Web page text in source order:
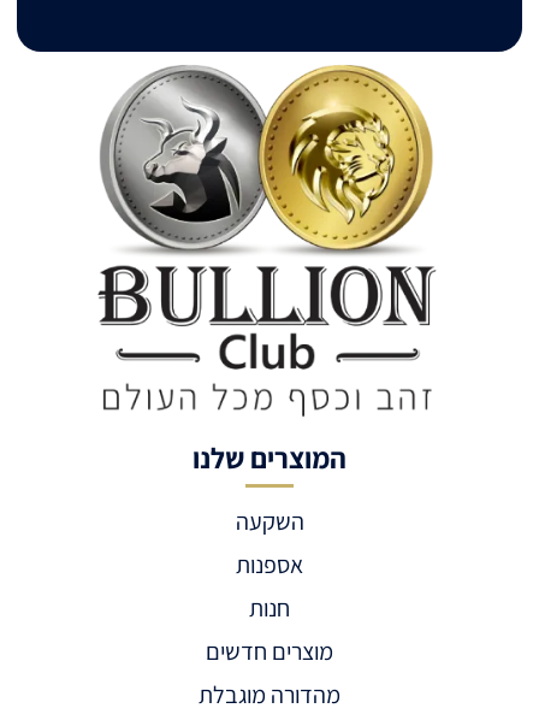
המוצרים שלנו
השקעה
אספנות
חנות
מוצרים חדשים
מהדורה מוגבלת